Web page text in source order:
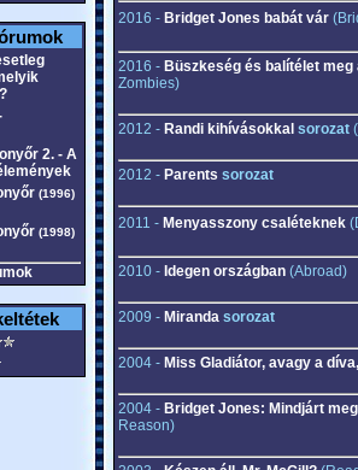
2. - A
(1996)
(1998)
2016 - Bridget Jones babát vár
2016 - Büszkeség és balítélet meg
Zombies)
2012 - Randi kihívásokkal sorozat
2012 - Parents sorozat
2011 - Menyasszony csaléteknek
2010 - Idegen országban(Abroad)
2009 - Miranda sorozat
2004 - Miss Gladiátor, avagy a
2004 - Bridget Jones: Mindjárt
Reason)